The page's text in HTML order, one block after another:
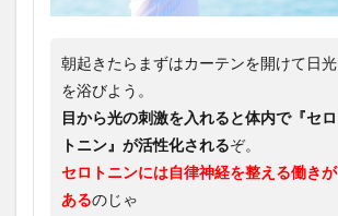
朝起きたらまずはカーテンを開けて日光
を浴びよう。
目から光の刺激を入れると体内で『セロ
トニン』が活性化されるぞ。
セロトニンには自律神経を整える働きが
あるのじゃ